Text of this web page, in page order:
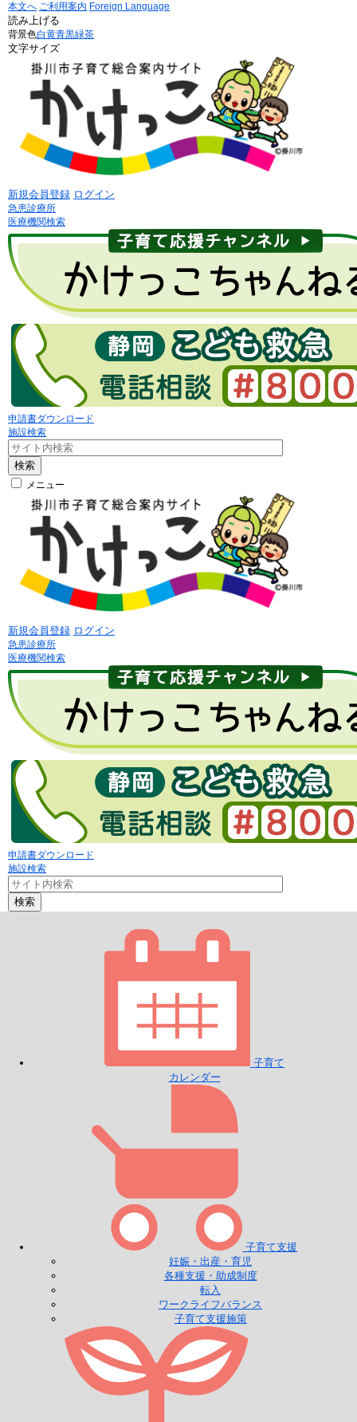
本文へ ご利用案内 Foreign Language
読み上げる
背景色白黄青黒緑茶
文字サイズ
新規会員登録 ログイン
急患診療所
医療機関検索
申請書ダウンロード
施設検索
検索
メニュー
新規会員登録 ログイン
急患診療所
医療機関検索
申請書ダウンロード
施設検索
検索
子育て
カレンダー
子育て支援
妊娠・出産・育児
各種支援・助成制度
転入
ワークライフバランス
子育て支援施策